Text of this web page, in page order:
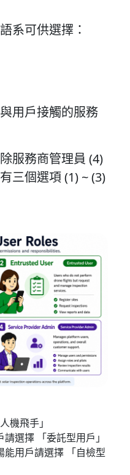
系可供選擇：
用戶接觸的服務
服務商管理員 (4)
三個選項 (1) ~ (3)
機飛手」
選擇 「委託型用戶」
能用戶請選擇 「自檢型